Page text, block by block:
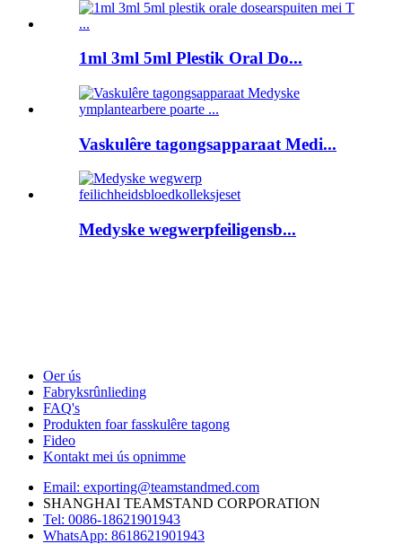
1ml 3ml 5ml Plestik Oral Do...
Vaskulêre tagongsapparaat Medi...
Medyske wegwerpfeiligensb...
Oer ús
Fabryksrûnlieding
FAQ's
Produkten foar fasskulêre tagong
Fideo
Kontakt mei ús opnimme
Email: exporting@teamstandmed.com
SHANGHAI TEAMSTAND CORPORATION
Tel: 0086-18621901943
WhatsApp: 8618621901943